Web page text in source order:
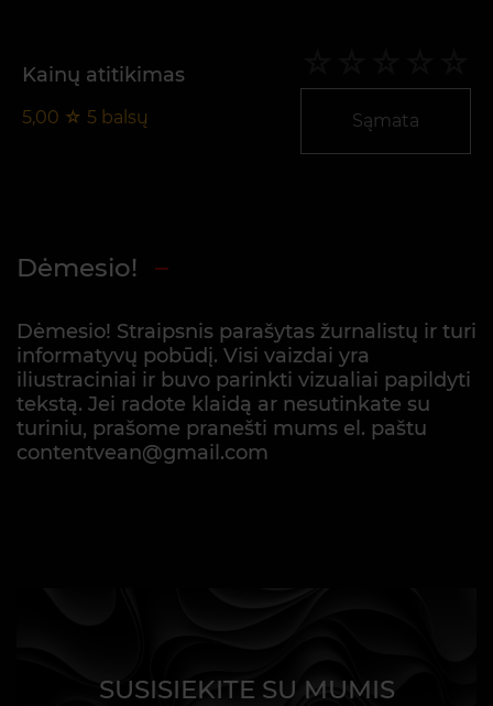
Kainų atitikimas
5,00 ☆ 5 balsų Sąmata
Dėmesio!
Dėmesio! Straipsnis parašytas žurnalistų ir turi
informatyvų pobūdį. Visi vaizdai yra
iliustraciniai ir buvo parinkti vizualiai papildyti
tekstą. Jei radote klaidą ar nesutinkate su
turiniu, prašome pranešti mums el. paštu
contentvean@gmail.com
SUSISIEKITE SU MUMIS